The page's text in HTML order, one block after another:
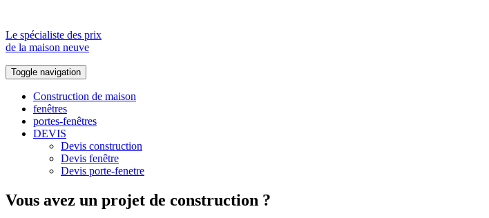
Le spécialiste des prix
de la maison neuve
Toggle navigation
Construction de maison
fenêtres
portes-fenêtres
DEVIS
Devis construction
Devis fenêtre
Devis porte-fenetre
Vous avez un projet de construction ?